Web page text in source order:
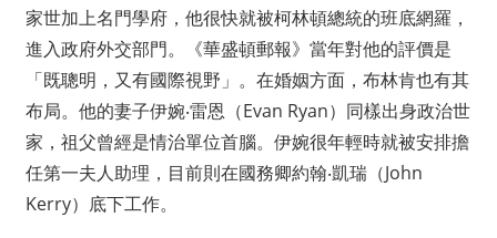
家世加上名門學府，他很快就被柯林頓總統的班底網羅，
進入政府外交部門。《華盛頓郵報》當年對他的評價是
「既聰明，又有國際視野」。在婚姻方面，布林肯也有其
布局。他的妻子伊婉‧雷恩（Evan Ryan）同樣出身政治世
家，祖父曾經是情治單位首腦。伊婉很年輕時就被安排擔
任第一夫人助理，目前則在國務卿約翰‧凱瑞（John
Kerry）底下工作。